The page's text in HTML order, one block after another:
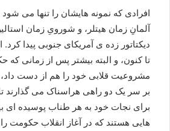
افرادی که نمونه هایشان را تنها می
آلمانِ زمان هیتلر، و شورویِ زمان
دیکتاتور زده ی آمریکای جنوبی پیدا
تا کنون، و البته بیشتر پس از زمانی
مشروعیت قلابی خود را هم از دست داد،
بر سر یک دو راهی هراسناک می گذارند
برای نجات خود به هر طناب پوسیده ای
هایی هستند که در آغاز انقلاب حکومت را